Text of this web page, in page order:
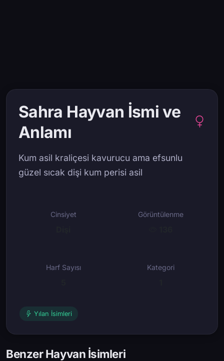
Sahra Hayvan İsmi ve
Anlamı
Kum asil kraliçesi kavurucu ama efsunlu
güzel sıcak dişi kum perisi asil
Cinsiyet Görüntülenme
Harf Sayısı Kategori
Yılan İsimleri
Benzer Hayvan İsimleri